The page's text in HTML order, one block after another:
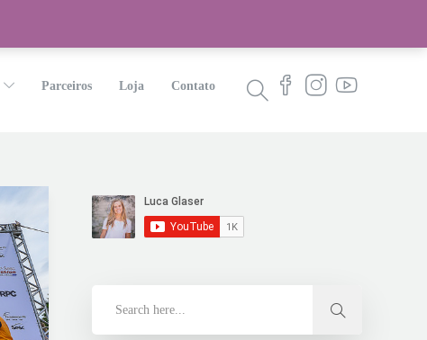
Parceiros Loja Contato